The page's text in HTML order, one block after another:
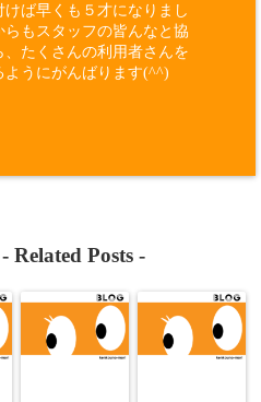
けば早くも５才になりまし
らもスタッフの皆んなと協
、たくさんの利用者さんを
ようにがんばります(^^)
Related Posts -